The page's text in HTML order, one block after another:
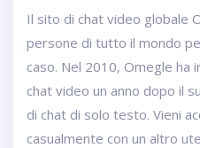
Il sito di chat video globale
persone di tutto il mondo
caso. Nel 2010, Omegle ha
chat video un anno dopo il
di chat di solo testo. Vieni
casualmente con un altro